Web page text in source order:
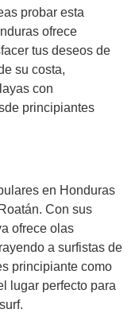
probar esta
ofrece
tus deseos de
su costa,
con
principiantes
en Honduras
Con sus
ofrece olas
a surfistas de
principiante como
lugar perfecto para